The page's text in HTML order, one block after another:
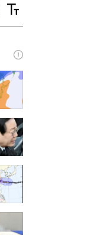
텍
트